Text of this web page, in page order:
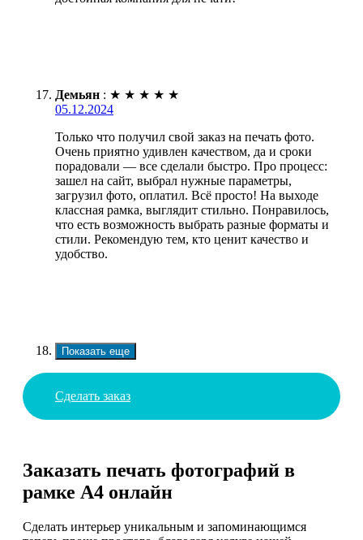
Демьян : ★ ★ ★ ★ ★
05.12.2024
Только что получил свой заказ на печать фото.
Очень приятно удивлен качеством, да и сроки
порадовали — все сделали быстро. Про процесс:
зашел на сайт, выбрал нужные параметры,
загрузил фото, оплатил. Всё просто! На выходе
классная рамка, выглядит стильно. Понравилось,
что есть возможность выбрать разные форматы и
стили. Рекомендую тем, кто ценит качество и
удобство.
Показать еще
Сделать заказ
Заказать печать фотографий в
рамке А4 онлайн
Сделать интерьер уникальным и запоминающимся